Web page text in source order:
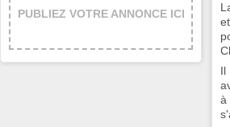
Il
à
PUBLIEZ VOTRE ANNONCE ICI